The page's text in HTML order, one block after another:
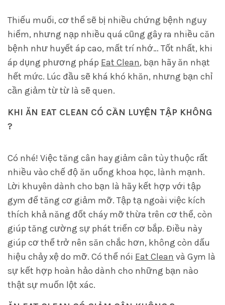
Thiếu muối, cơ thể sẽ bị nhiều chứng bệnh nguy
hiểm, nhưng nạp nhiều quá cũng gây ra nhiều căn
bệnh như huyết áp cao, mất trí nhớ… Tốt nhất, khi
áp dụng phương pháp Eat Clean, bạn hãy ăn nhạt
hết mức. Lúc đầu sẽ khá khó khăn, nhưng bạn chỉ
cần giảm từ từ là sẽ quen.
KHI ĂN EAT CLEAN CÓ CẦN LUYỆN TẬP KHÔNG
?
Có nhé! Việc tăng cân hay giảm cân tùy thuộc rất
nhiều vào chế độ ăn uống khoa học, lành mạnh.
Lời khuyên dành cho bạn là hãy kết hợp với tập
gym để tăng cơ giảm mỡ. Tập tạ ngoài việc kích
thích khả năng đốt cháy mỡ thừa trên cơ thể, còn
giúp tăng cường sự phát triển cơ bắp. Điều này
giúp cơ thể trở nên săn chắc hơn, không còn dấu
hiệu chảy xệ do mỡ. Có thể nói Eat Clean và Gym là
sự kết hợp hoàn hảo dành cho những bạn nào
thật sự muốn lột xác.